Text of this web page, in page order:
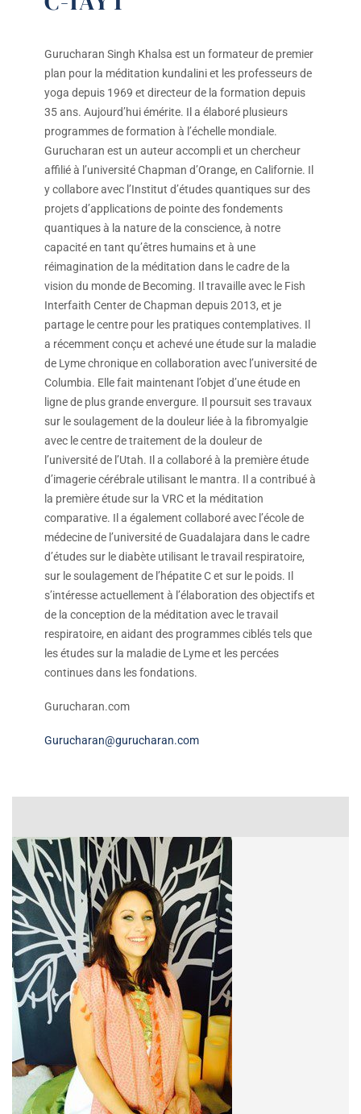
Gurucharan Singh Khalsa est un formateur de premier
plan pour la méditation kundalini et les professeurs de
yoga depuis 1969 et directeur de la formation depuis
35 ans. Aujourd’hui émérite. Il a élaboré plusieurs
programmes de formation à l’échelle mondiale.
Gurucharan est un auteur accompli et un chercheur
affilié à l’université Chapman d’Orange, en Californie. Il
y collabore avec l’Institut d’études quantiques sur des
projets d’applications de pointe des fondements
quantiques à la nature de la conscience, à notre
capacité en tant qu’êtres humains et à une
réimagination de la méditation dans le cadre de la
vision du monde de Becoming. Il travaille avec le Fish
Interfaith Center de Chapman depuis 2013, et je
partage le centre pour les pratiques contemplatives. Il
a récemment conçu et achevé une étude sur la maladie
de Lyme chronique en collaboration avec l’université de
Columbia. Elle fait maintenant l’objet d’une étude en
ligne de plus grande envergure. Il poursuit ses travaux
sur le soulagement de la douleur liée à la fibromyalgie
avec le centre de traitement de la douleur de
l’université de l’Utah. Il a collaboré à la première étude
d’imagerie cérébrale utilisant le mantra. Il a contribué à
la première étude sur la VRC et la méditation
comparative. Il a également collaboré avec l’école de
médecine de l’université de Guadalajara dans le cadre
d’études sur le diabète utilisant le travail respiratoire,
sur le soulagement de l’hépatite C et sur le poids. Il
s’intéresse actuellement à l’élaboration des objectifs et
de la conception de la méditation avec le travail
respiratoire, en aidant des programmes ciblés tels que
les études sur la maladie de Lyme et les percées
continues dans les fondations.
Gurucharan.com
Gurucharan@gurucharan.com